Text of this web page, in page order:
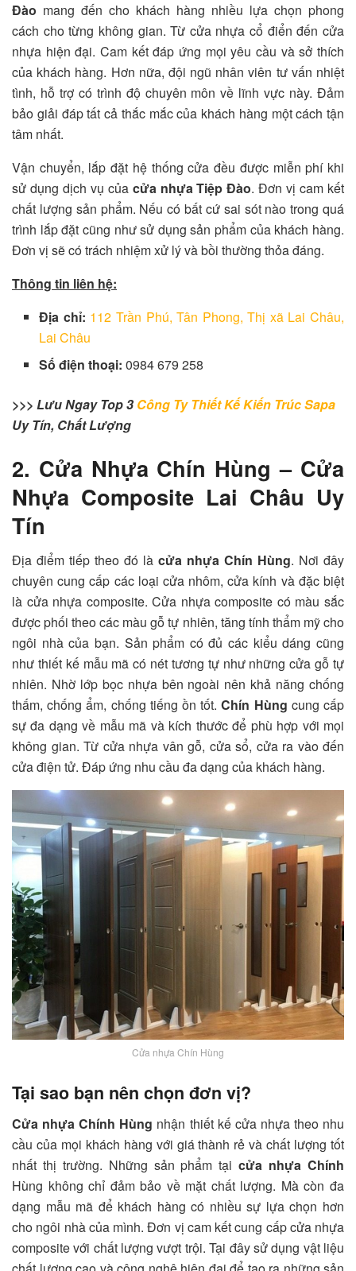
Đào mang đến cho khách hàng nhiều lựa chọn phong
cách cho từng không gian. Từ cửa nhựa cổ điển đến cửa
nhựa hiện đại. Cam kết đáp ứng mọi yêu cầu và sở thích
của khách hàng. Hơn nữa, đội ngũ nhân viên tư vấn nhiệt
tình, hỗ trợ có trình độ chuyên môn về lĩnh vực này. Đảm
bảo giải đáp tất cả thắc mắc của khách hàng một cách tận
tâm nhất.
Vận chuyển, lắp đặt hệ thống cửa đều được miễn phí khi
sử dụng dịch vụ của cửa nhựa Tiệp Đào. Đơn vị cam kết
chất lượng sản phẩm. Nếu có bất cứ sai sót nào trong quá
trình lắp đặt cũng như sử dụng sản phẩm của khách hàng.
Đơn vị sẽ có trách nhiệm xử lý và bồi thường thỏa đáng.
Thông tin liên hệ:
Địa chỉ: 112 Trần Phú, Tân Phong, Thị xã Lai Châu,
Lai Châu
Số điện thoại: 0984 679 258
>>> Lưu Ngay Top 3 Công Ty Thiết Kế Kiến Trúc Sapa
Uy Tín, Chất Lượng
2. Cửa Nhựa Chín Hùng – Cửa
Nhựa Composite Lai Châu Uy
Tín
Địa điểm tiếp theo đó là cửa nhựa Chín Hùng. Nơi đây
chuyên cung cấp các loại cửa nhôm, cửa kính và đặc biệt
là cửa nhựa composite. Cửa nhựa composite có màu sắc
được phối theo các màu gỗ tự nhiên, tăng tính thẩm mỹ cho
ngôi nhà của bạn. Sản phẩm có đủ các kiểu dáng cũng
như thiết kế mẫu mã có nét tương tự như những cửa gỗ tự
nhiên. Nhờ lớp bọc nhựa bên ngoài nên khả năng chống
thấm, chống ẩm, chống tiếng ồn tốt.Chín Hùng cung cấp
sự đa dạng về mẫu mã và kích thước để phù hợp với mọi
không gian. Từ cửa nhựa vân gỗ, cửa sổ, cửa ra vào đến
cửa điện tử. Đáp ứng nhu cầu đa dạng của khách hàng.
Cửa nhựa Chín Hùng
Tại sao bạn nên chọn đơn vị?
Cửa nhựa Chính Hùng nhận thiết kế cửa nhựa theo nhu
cầu của mọi khách hàng với giá thành rẻ và chất lượng tốt
nhất thị trường. Những sản phẩm tạicửa nhựa Chính
Hùng không chỉ đảm bảo về mặt chất lượng. Mà còn đa
dạng mẫu mã để khách hàng có nhiều sự lựa chọn hơn
cho ngôi nhà của mình. Đơn vị cam kết cung cấp cửa nhựa
composite với chất lượng vượt trội. Tại đây sử dụng vật liệu